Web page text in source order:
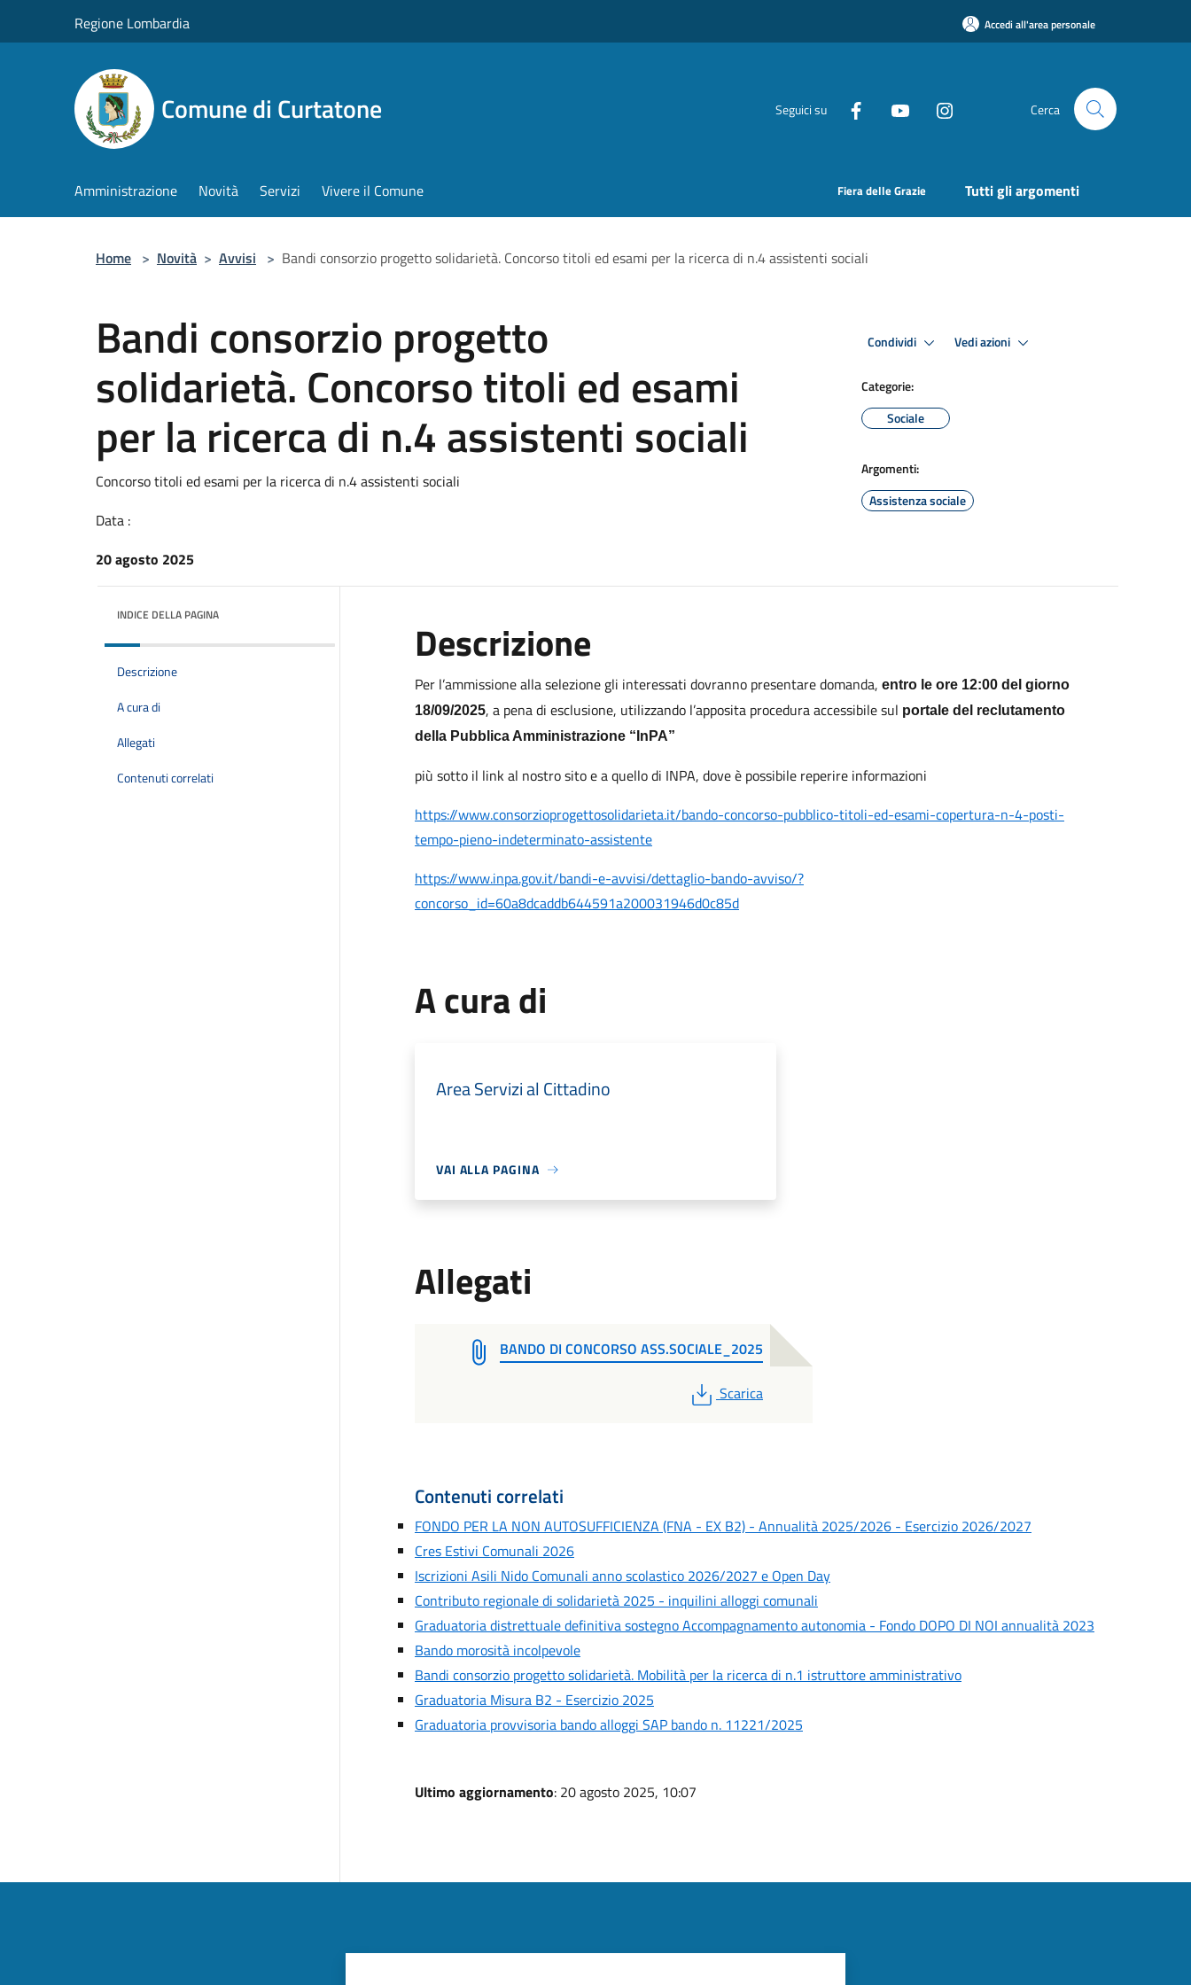
Regione Lombardia Accedi all'area personale
Comune di Curtatone Seguici su Cerca
Amministrazione Novità Servizi Vivere il Comune Fiera delle Grazie Tutti gli argomenti
Home > Novità > Avvisi > Bandi consorzio progetto solidarietà. Concorso titoli ed esami per la ricerca di n.4 assistenti sociali
Bandi consorzio progetto
solidarietà. Concorso titoli ed esami
per la ricerca di n.4 assistenti sociali
Concorso titoli ed esami per la ricerca di n.4 assistenti sociali
Data :
20 agosto 2025
Condividi Vedi azioni
Categorie:
Sociale
Argomenti:
Assistenza sociale
INDICE DELLA PAGINA
Descrizione
A cura di
Allegati
Contenuti correlati
Descrizione
Per l’ammissione alla selezione gli interessati dovranno presentare domanda, entro le ore 12:00 del giorno
18/09/2025, a pena di esclusione, utilizzando l’apposita procedura accessibile sul portale del reclutamento
della Pubblica Amministrazione “InPA”
più sotto il link al nostro sito e a quello di INPA, dove è possibile reperire informazioni
https://www.consorzioprogettosolidarieta.it/bando-concorso-pubblico-titoli-ed-esami-copertura-n-4-posti-
tempo-pieno-indeterminato-assistente
https://www.inpa.gov.it/bandi-e-avvisi/dettaglio-bando-avviso/?
concorso_id=60a8dcaddb644591a200031946d0c85d
A cura di
Area Servizi al Cittadino
VAI ALLA PAGINA
Allegati
BANDO DI CONCORSO ASS.SOCIALE_2025
PDF
Scarica
Contenuti correlati
FONDO PER LA NON AUTOSUFFICIENZA (FNA - EX B2) - Annualità 2025/2026 - Esercizio 2026/2027
Cres Estivi Comunali 2026
Iscrizioni Asili Nido Comunali anno scolastico 2026/2027 e Open Day
Contributo regionale di solidarietà 2025 - inquilini alloggi comunali
Graduatoria distrettuale definitiva sostegno Accompagnamento autonomia - Fondo DOPO DI NOI annualità 2023
Bando morosità incolpevole
Bandi consorzio progetto solidarietà. Mobilità per la ricerca di n.1 istruttore amministrativo
Graduatoria Misura B2 - Esercizio 2025
Graduatoria provvisoria bando alloggi SAP bando n. 11221/2025
Ultimo aggiornamento: 20 agosto 2025, 10:07